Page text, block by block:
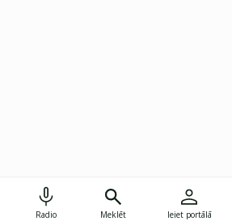
Radio Meklēt Ieiet portālā